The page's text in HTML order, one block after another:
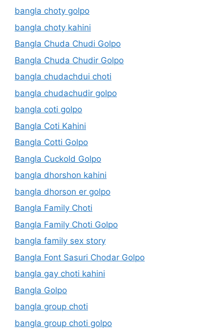
bangla choty golpo
bangla choty kahini
Bangla Chuda Chudi Golpo
Bangla Chuda Chudir Golpo
bangla chudachdui choti
bangla chudachudir golpo
bangla coti golpo
Bangla Coti Kahini
Bangla Cotti Golpo
Bangla Cuckold Golpo
bangla dhorshon kahini
bangla dhorson er golpo
Bangla Family Choti
Bangla Family Choti Golpo
bangla family sex story
Bangla Font Sasuri Chodar Golpo
bangla gay choti kahini
Bangla Golpo
bangla group choti
bangla group choti golpo